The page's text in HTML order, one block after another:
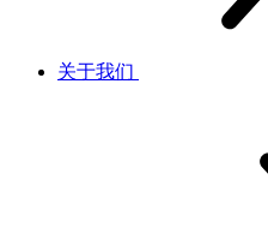
关于我们